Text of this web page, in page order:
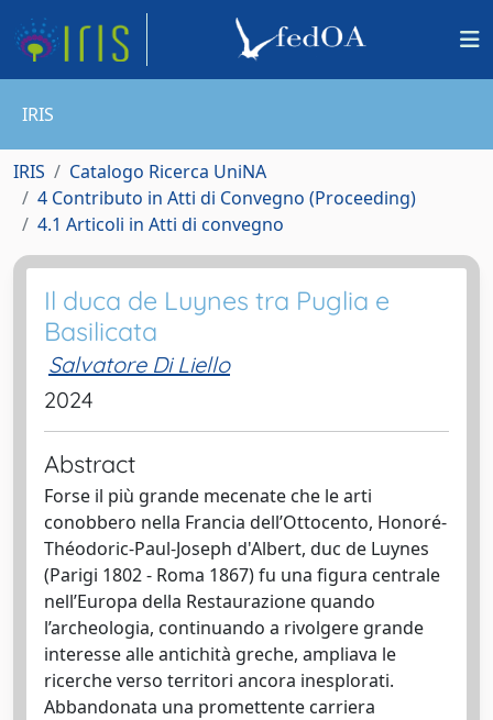
IRIS
IRIS
Catalogo Ricerca UniNA
4 Contributo in Atti di Convegno (Proceeding)
4.1 Articoli in Atti di convegno
Il duca de Luynes tra Puglia e
Basilicata
Salvatore Di Liello
2024
Abstract
Forse il più grande mecenate che le arti
conobbero nella Francia dell’Ottocento, Honoré-
Théodoric-Paul-Joseph d'Albert, duc de Luynes
(Parigi 1802 - Roma 1867) fu una figura centrale
nell’Europa della Restaurazione quando
l’archeologia, continuando a rivolgere grande
interesse alle antichità greche, ampliava le
ricerche verso territori ancora inesplorati.
Abbandonata una promettente carriera